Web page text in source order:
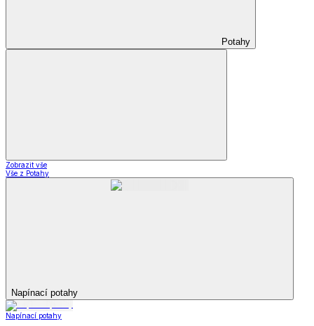
Potahy
Zobrazit vše
Vše z Potahy
Napínací potahy
Napínací potahy